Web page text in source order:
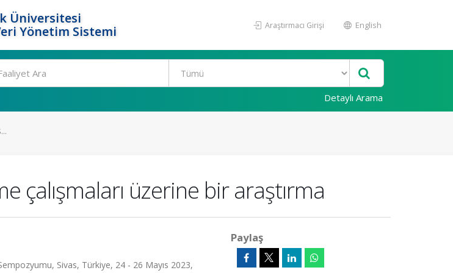
Üniversitesi
Yönetim Sistemi
Araştırmacı Girişi English
Detaylı Arama
çalışmaları üzerine bir araştırma
Sivas, Türkiye, 24 - 26 Mayıs 2023,
Paylaş